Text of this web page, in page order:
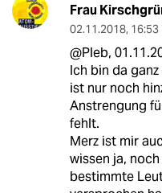
Frau
02.11.2018, 16:53
@Pleb,
Ich bin da
ist nur noch
Anstrengung
fehlt.
Merz ist mir
wissen ja,
bestimmte